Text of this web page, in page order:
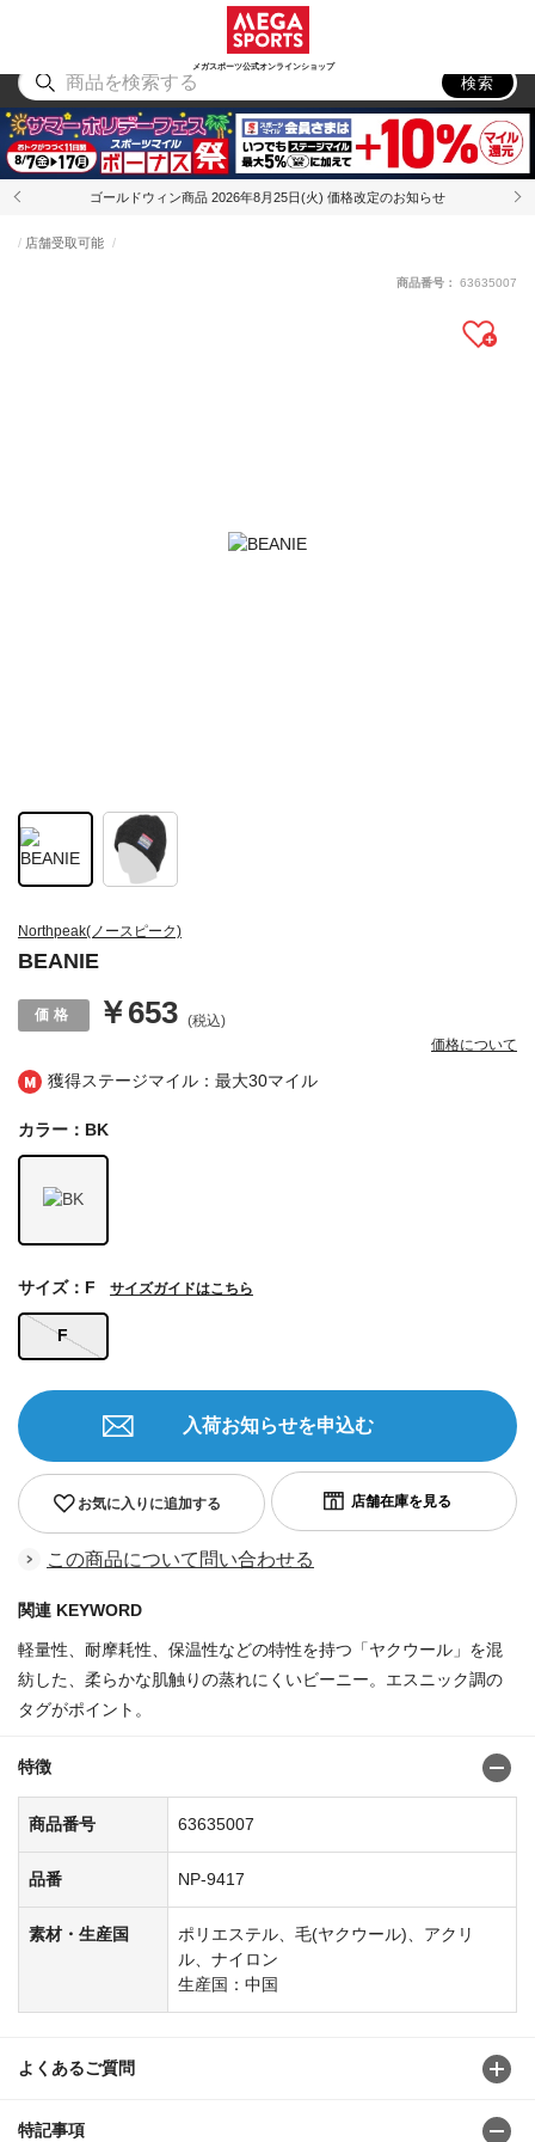
メガスポーツ公式オンラインショップ
アウトドア
検索
ゴールドウィン商品 2026年8月25日(火) 価格改定のお知らせ
獲得ステージマイル：最大30マイル
Northpeak(ノースピーク)
BEANIE
店舗受取可能
￥653 (税込)
価格について
商品番号： 63635007
カラー：BK
F
サイズ：F サイズガイドはこちら
お気に入りに追加する
入荷お知らせを申込む
この商品について問い合わせる
関連 KEYWORD
軽量性、耐摩耗性、保温性などの特性を持つ「ヤクウール」を混
紡した、柔らかな肌触りの蒸れにくいビーニー。エスニック調の
タグがポイント。
特徴
商品番号 63635007
品番 NP-9417
素材・生産国
ポリエステル、毛(ヤクウール)、アクリ
ル、ナイロン
生産国：中国
よくあるご質問
特記事項